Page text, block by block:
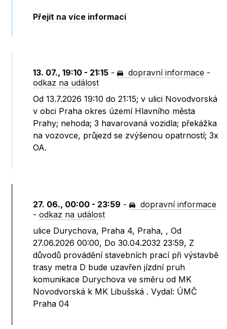
Přejít na více informací
13. 07., 19:10 - 21:15 - dopravní informace -
odkaz na událost
Od 13.7.2026 19:10 do 21:15; v ulici Novodvorská
v obci Praha okres území Hlavního města
Prahy; nehoda; 3 havarovaná vozidla; překážka
na vozovce, průjezd se zvýšenou opatrností; 3x
OA.
27. 06., 00:00 - 23:59 -
dopravní informace
-odkaz na událost
ulice Durychova, Praha 4, Praha, , Od
27.06.2026 00:00, Do 30.04.2032 23:59, Z
důvodů provádění stavebních prací při výstavbě
trasy metra D bude uzavřen jízdní pruh
komunikace Durychova ve směru od MK
Novodvorská k MK Libušská . Vydal: ÚMČ
Praha 04